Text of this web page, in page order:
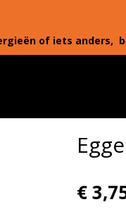
of iets anders,
€